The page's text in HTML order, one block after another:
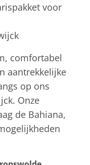
voor
comfortabel
aantrekkelijke
op ons
Onze
de Bahiana,